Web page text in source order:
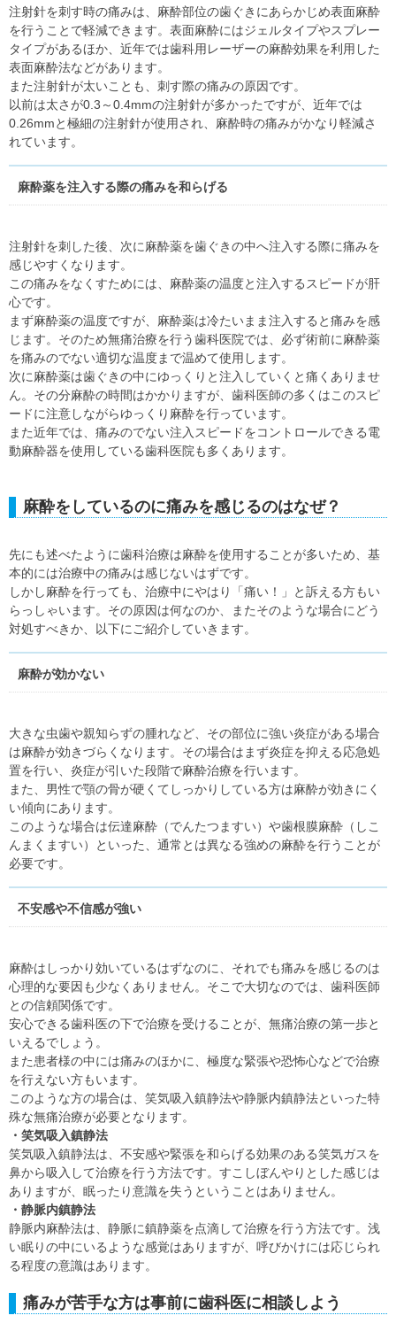
注射針を刺す時の痛みは、麻酔部位の歯ぐきにあらかじめ表面麻酔
を行うことで軽減できます。表面麻酔にはジェルタイプやスプレー
タイプがあるほか、近年では歯科用レーザーの麻酔効果を利用した
表面麻酔法などがあります。
また注射針が太いことも、刺す際の痛みの原因です。
以前は太さが0.3～0.4mmの注射針が多かったですが、近年では
0.26mmと極細の注射針が使用され、麻酔時の痛みがかなり軽減さ
れています。
麻酔薬を注入する際の痛みを和らげる
注射針を刺した後、次に麻酔薬を歯ぐきの中へ注入する際に痛みを
感じやすくなります。
この痛みをなくすためには、麻酔薬の温度と注入するスピードが肝
心です。
まず麻酔薬の温度ですが、麻酔薬は冷たいまま注入すると痛みを感
じます。そのため無痛治療を行う歯科医院では、必ず術前に麻酔薬
を痛みのでない適切な温度まで温めて使用します。
次に麻酔薬は歯ぐきの中にゆっくりと注入していくと痛くありませ
ん。その分麻酔の時間はかかりますが、歯科医師の多くはこのスピ
ードに注意しながらゆっくり麻酔を行っています。
また近年では、痛みのでない注入スピードをコントロールできる電
動麻酔器を使用している歯科医院も多くあります。
麻酔をしているのに痛みを感じるのはなぜ？
先にも述べたように歯科治療は麻酔を使用することが多いため、基
本的には治療中の痛みは感じないはずです。
しかし麻酔を行っても、治療中にやはり「痛い！」と訴える方もい
らっしゃいます。その原因は何なのか、またそのような場合にどう
対処すべきか、以下にご紹介していきます。
麻酔が効かない
大きな虫歯や親知らずの腫れなど、その部位に強い炎症がある場合
は麻酔が効きづらくなります。その場合はまず炎症を抑える応急処
置を行い、炎症が引いた段階で麻酔治療を行います。
また、男性で顎の骨が硬くてしっかりしている方は麻酔が効きにく
い傾向にあります。
このような場合は伝達麻酔（でんたつますい）や歯根膜麻酔（しこ
んまくますい）といった、通常とは異なる強めの麻酔を行うことが
必要です。
不安感や不信感が強い
麻酔はしっかり効いているはずなのに、それでも痛みを感じるのは
心理的な要因も少なくありません。そこで大切なのでは、歯科医師
との信頼関係です。
安心できる歯科医の下で治療を受けることが、無痛治療の第一歩と
いえるでしょう。
また患者様の中には痛みのほかに、極度な緊張や恐怖心などで治療
を行えない方もいます。
このような方の場合は、笑気吸入鎮静法や静脈内鎮静法といった特
殊な無痛治療が必要となります。
・笑気吸入鎮静法
笑気吸入鎮静法は、不安感や緊張を和らげる効果のある笑気ガスを
鼻から吸入して治療を行う方法です。すこしぼんやりとした感じは
ありますが、眠ったり意識を失うということはありません。
・静脈内鎮静法
静脈内麻酔法は、静脈に鎮静薬を点滴して治療を行う方法です。浅
い眠りの中にいるような感覚はありますが、呼びかけには応じられ
る程度の意識はあります。
痛みが苦手な方は事前に歯科医に相談しよう